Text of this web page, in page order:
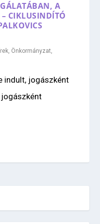
A
CIKLUSINDÍTÓ
, Önkormányzat,
indult, jogászként